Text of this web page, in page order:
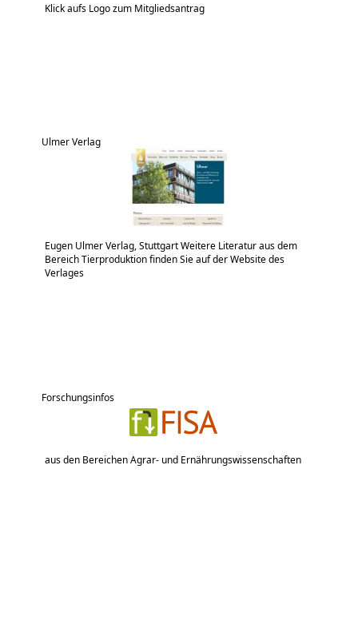
Klick aufs Logo zum Mitgliedsantrag
Ulmer Verlag
Eugen Ulmer Verlag, Stuttgart Weitere Literatur aus dem
Bereich Tierproduktion finden Sie auf der Website des
Verlages
Forschungsinfos
aus den Bereichen Agrar- und Ernährungswissenschaften